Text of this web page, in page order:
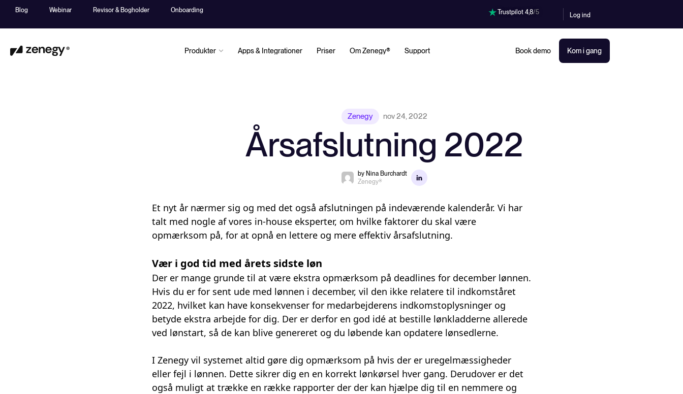
Blog Webinar Revisor & Bogholder Onboarding Trustpilot 4,8/5 Log ind
Produkter Apps & Integrationer Priser Om Zenegy® Support Book demo Kom i gang
Zenegy nov 24, 2022
Årsafslutning 2022
by Nina Burchardt
Zenegy®
Et nyt år nærmer sig og med det også afslutningen på indeværende kalenderår. Vi har
talt med nogle af vores in-house eksperter, om hvilke faktorer du skal være
opmærksom på, for at opnå en lettere og mere effektiv årsafslutning.
Vær i god tid med årets sidste løn
Der er mange grunde til at være ekstra opmærksom på deadlines for december lønnen.
Hvis du er for sent ude med lønnen i december, vil den ikke relatere til indkomståret
2022, hvilket kan have konsekvenser for medarbejderens indkomstoplysninger og
betyde ekstra arbejde for dig. Der er derfor en god idé at bestille lønkladderne allerede
ved lønstart, så de kan blive genereret og du løbende kan opdatere lønsedlerne.
I Zenegy vil systemet altid gøre dig opmærksom på hvis der er uregelmæssigheder
eller fejl i lønnen. Dette sikrer dig en en korrekt lønkørsel hver gang. Derudover er det
også muligt at trække en række rapporter der der kan hjælpe dig til en nemmere og